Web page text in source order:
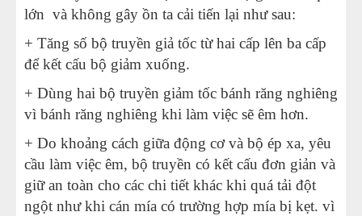
lớn và không gây ồn ta cải tiến lại như sau:
+ Tăng số bộ truyền giả tốc từ hai cấp lên ba cấp
để kết cấu bộ giảm xuống.
+ Dùng hai bộ truyền giảm tốc bánh răng nghiêng
vì bánh răng nghiêng khi làm việc sẽ êm hơn.
+ Do khoảng cách giữa động cơ và bộ ép xa, yêu
cầu làm việc êm, bộ truyền có kết cấu đơn giản và
giữ an toàn cho các chi tiết khác khi quá tải đột
ngột như khi cán mía có trường hợp mía bị kẹt. vì